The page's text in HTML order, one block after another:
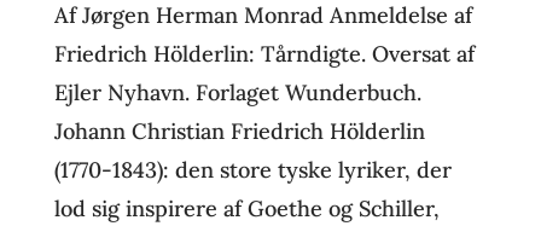
Af Jørgen Herman Monrad Anmeldelse af
Friedrich Hölderlin: Tårndigte. Oversat af
Ejler Nyhavn. Forlaget Wunderbuch.
Johann Christian Friedrich Hölderlin
(1770-1843): den store tyske lyriker, der
lod sig inspirere af Goethe og Schiller,